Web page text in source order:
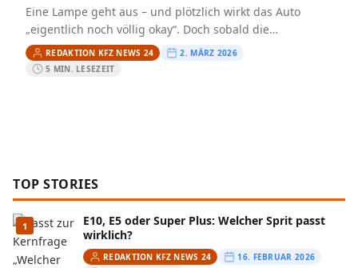
Eine Lampe geht aus – und plötzlich wirkt das Auto
„eigentlich noch völlig okay“. Doch sobald die
Beleuchtung des Kennzeichens nicht mehr funktioniert,
stellen sich…
REDAKTION KFZ NEWS 24
2. MÄRZ 2026
5 MIN. LESEZEIT
TOP STORIES
1
E10, E5 oder Super Plus: Welcher Sprit passt
wirklich?
REDAKTION KFZ NEWS 24
16. FEBRUAR 2026